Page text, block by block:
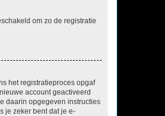
om zo de registratie
het registratieproces opgaf
account geactiveerd
daarin opgegeven instructies
je zeker bent dat je e-